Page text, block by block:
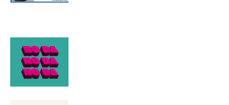
Apellidos